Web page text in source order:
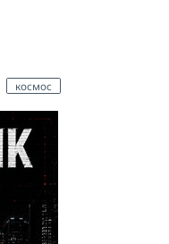
космос